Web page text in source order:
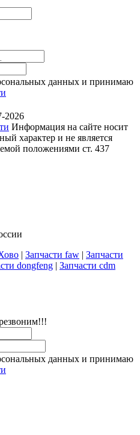
данных и принимаю
2026
Информация на сайте носит
характер и не является
положениями ст. 437
| Запчасти faw | Запчасти
dongfeng | Запчасти cdm
данных и принимаю